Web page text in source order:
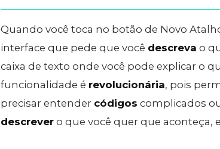
Quando você toca no botão de Novo
interface que pede que você descreva o
caixa de texto onde você pode explicar o
funcionalidade é revolucionária, pois
precisar entender códigos complicados
descrever o que você quer que aconteça,